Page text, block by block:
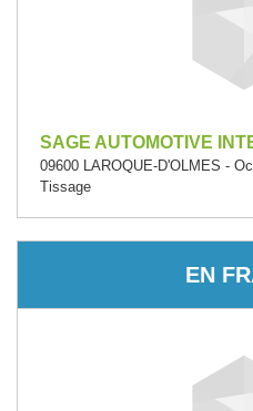
SAGE AUTOMOTIVE
09600 LAROQUE-D'OLMES -
Tissage
EN